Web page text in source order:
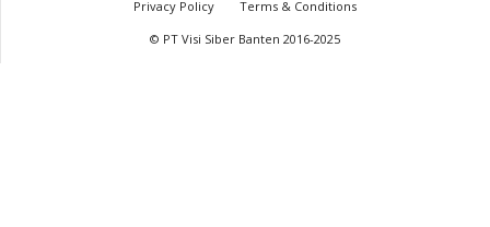
Privacy Policy
Terms & Conditions
© PT Visi Siber Banten 2016-2025